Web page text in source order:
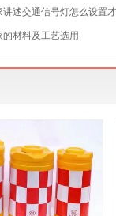
述交通信号灯怎么设置
材料及工艺选用